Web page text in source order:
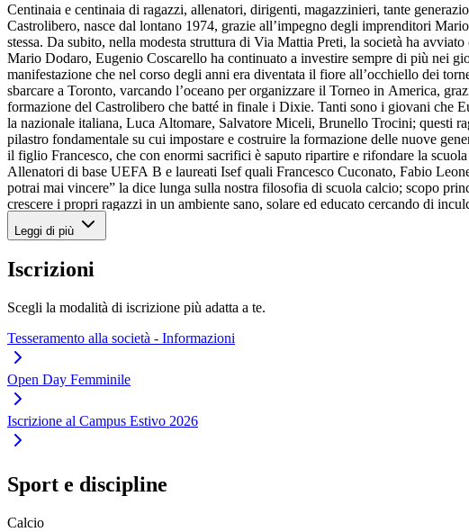
Centinaia e centinaia di ragazzi, allenatori, dirigenti, magazzinieri, tante
Castrolibero, nasce dal lontano 1974, grazie all’impegno degli imprenditori
stessa. Da subito, nella modesta struttura di Via Mattia Preti, la società ha
Mario Dodaro, Eugenio Coscarello ha continuato a investire sempre di più nei
manifestazione che nel corso degli anni era diventata il fiore all’occhiello dei
sbarcare a Toronto, varcando l’oceano per organizzare il Torneo in America,
formazione del Castrolibero che batté in finale i Dixie. Tanti sono i giovani che
la nazionale italiana, Luca Altomare, Salvatore Miceli, Brunello Trocini; questi
pilastro fondamentale su cui impostare e costruire la formazione delle nuove
il figlio Francesco, che con enormi sacrifici è saputo ripartire e rifondare la
Allenatori di base UEFA B e laureati Isef quali Francesco Cuconato, Fabio
potrai mai vincere” la dice lunga sulla nostra filosofia di scuola calcio; scopo
crescere i propri ragazzi in un ambiente sano, solare ed educato cercando di
matura nel nostro Settore Giovanile ha, tra le caratteristiche principali, il senso
mezzi migliori per aiutare gli adolescenti a crescere, a migliorarsi, insomma, a
livello ex élite; svolge la sua attività nella struttura del campo comunale Mario
Leggi di più
Iscrizioni
Scegli la modalità di iscrizione più adatta a te.
Tesseramento alla società - Informazioni
Open Day Femminile
Iscrizione al Campus Estivo 2026
Sport e discipline
Calcio